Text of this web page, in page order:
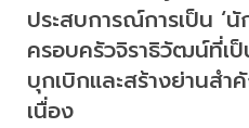
ประสบการณ์การเป็น ‘
ครอบครัวจิราธิวัฒน์ที่เ
บุกเบิกและสร้างย่านส
เนื่อง